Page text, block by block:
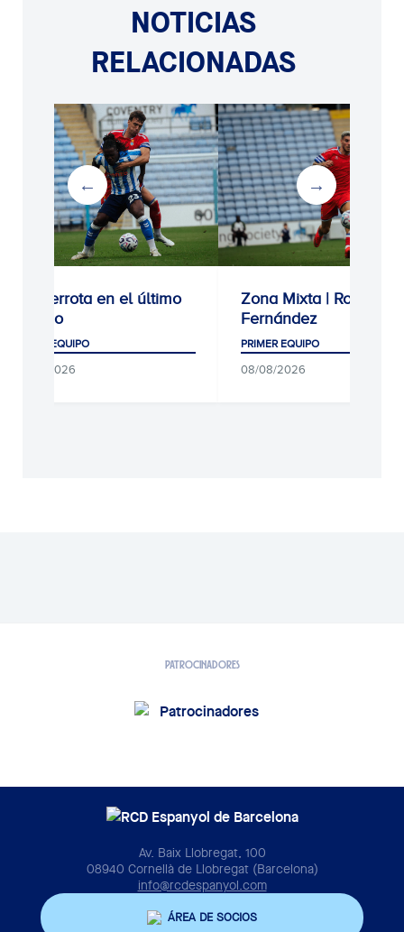
NOTICIAS
RELACIONADAS
3-1: Derrota en el último
ensayo
PRIMER EQUIPO
08/08/2026
Zona Mixta | Roberto
Fernández
PRIMER EQUIPO
08/08/2026
PATROCINADORES
Av. Baix Llobregat, 100
08940 Cornellà de Llobregat (Barcelona)
info@rcdespanyol.com
ÁREA DE SOCIOS